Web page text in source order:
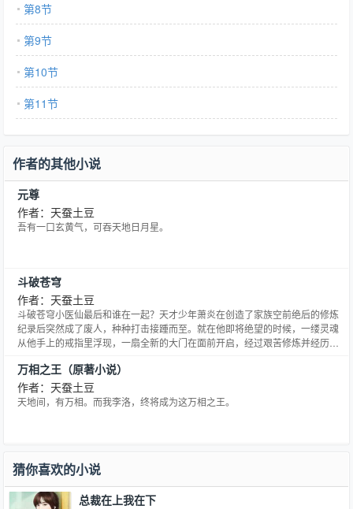
第8节
第9节
第10节
第11节
作者的其他小说
元尊
作者：天蚕土豆
吾有一口玄黄气，可吞天地日月星。
斗破苍穹
作者：天蚕土豆
斗破苍穹小医仙最后和谁在一起？天才少年萧炎在创造了家族空前绝后的修炼
纪录后突然成了废人，种种打击接踵而至。就在他即将绝望的时候，一缕灵魂
从他手上的戒指里浮现，一扇全新的大门在面前开启，经过艰苦修炼并经历了
帝失踪之谜而前往大千世界......
万相之王（原著小说）
作者：天蚕土豆
天地间，有万相。而我李洛，终将成为这万相之王。
猜你喜欢的小说
总裁在上我在下